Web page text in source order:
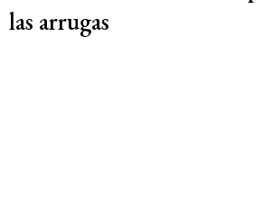
las arrugas